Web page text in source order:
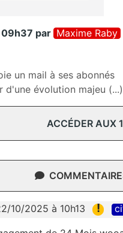
09h37 par Maxime Raby
un mail à ses abonnés
d'une évolution majeu (...)
ACCÉDER AUX
10/2025 à 10h13 !